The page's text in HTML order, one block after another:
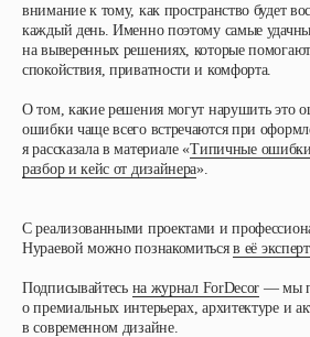
внимание к тому, как пространство будет
каждый день. Именно поэтому самые
на выверенных решениях, которые
спокойствия, приватности и комфорта.
О том, какие решения могут нарушить это
ошибки чаще всего встречаются при
я рассказала в материале «Типичные ошибки
разбор и кейс от дизайнера».
С реализованными проектами и
Нураевой можно познакомитьсяв её
Подписывайтесь на журнал ForDecor — мы
о премиальных интерьерах, архитектуре и
в современном дизайне.